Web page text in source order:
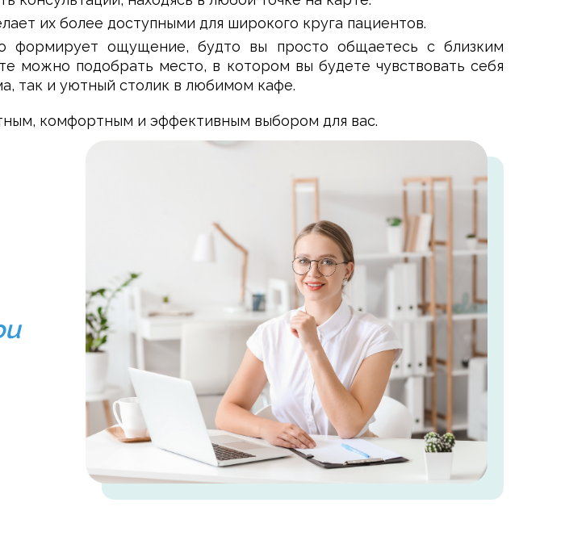
их более доступными для широкого круга пациентов.
формирует ощущение, будто вы просто общаетесь с близким
можно подобрать место, в котором вы будете чувствовать себя
так и уютный столик в любимом кафе.
комфортным и эффективным выбором для вас.